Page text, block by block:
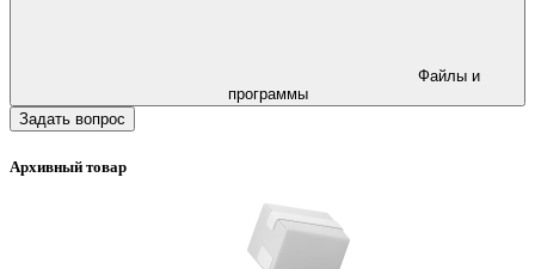
программы
Задать вопрос
Архивный товар